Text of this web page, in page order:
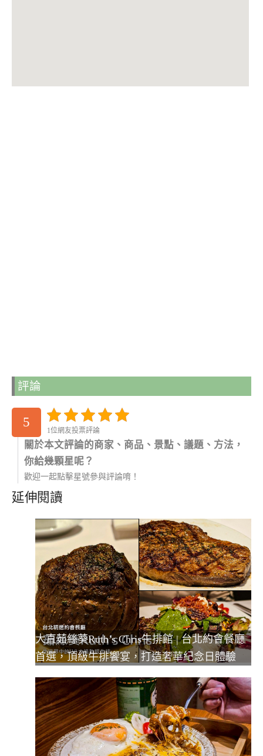
評論
5
1位網友投票評論
關於本文評論的商家、商品、景點、議題、方法，
你給幾顆星呢？
歡迎一起點擊星號參與評論唷！
延伸閱讀
大直茹絲葵Ruth’s Chris牛排館 | 台北約會餐廳
首選，頂級牛排饗宴，打造奢華紀念日體驗